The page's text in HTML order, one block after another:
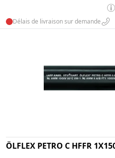
Délais de livraison sur demande
ÖLFLEX PETRO C HFFR